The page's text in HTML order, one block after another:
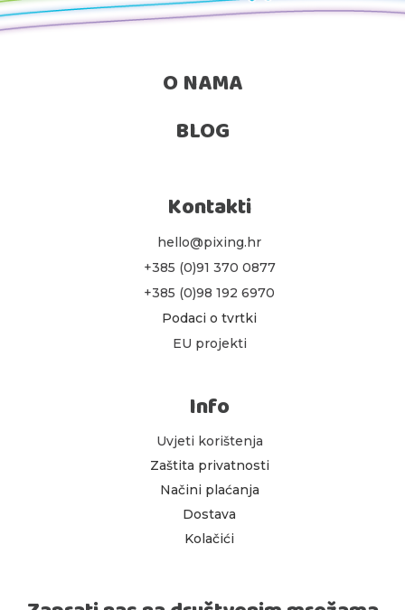
O NAMA
BLOG
Kontakti
hello@pixing.hr
+385 (0)91 370 0877
+385 (0)98 192 6970
Podaci o tvrtki
EU projekti
Info
Uvjeti korištenja
Zaštita privatnosti
Načini plaćanja
Dostava
Kolačići